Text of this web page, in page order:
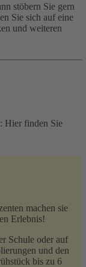
stöbern Sie gern
Sie sich auf eine
und weiteren
Hier finden Sie
machen sie
Erlebnis!
Schule oder auf
und den
bis zu 6